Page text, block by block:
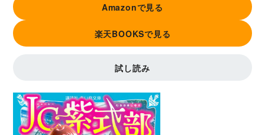
Amazonで見る
楽天BOOKSで見る
試し読み